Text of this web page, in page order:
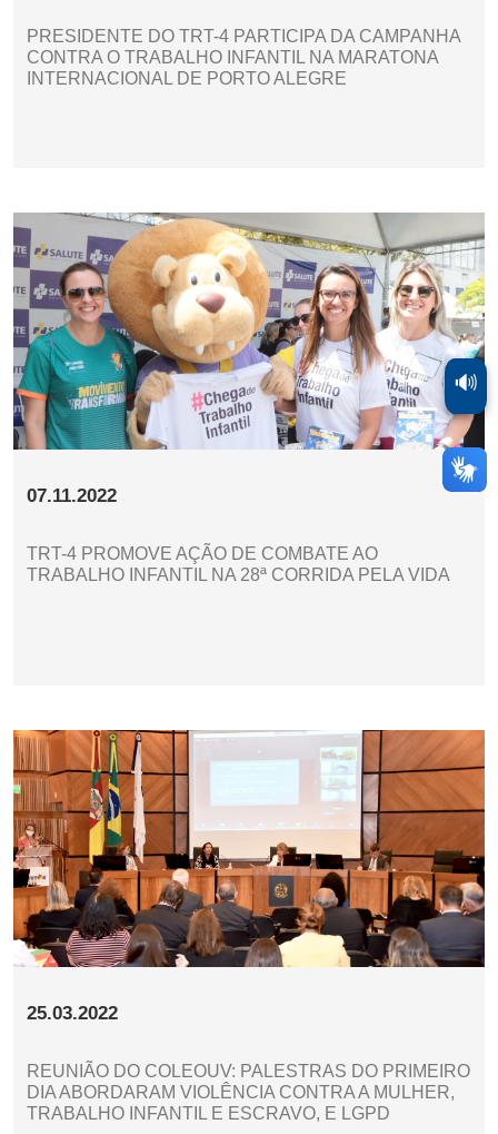
PRESIDENTE DO TRT-4 PARTICIPA DA CAMPANHA
CONTRA O TRABALHO INFANTIL NA MARATONA
INTERNACIONAL DE PORTO ALEGRE
07.11.2022
TRT-4 PROMOVE AÇÃO DE COMBATE AO
TRABALHO INFANTIL NA 28ª CORRIDA PELA VIDA
25.03.2022
REUNIÃO DO COLEOUV: PALESTRAS DO PRIMEIRO
DIA ABORDARAM VIOLÊNCIA CONTRA A MULHER,
TRABALHO INFANTIL E ESCRAVO, E LGPD
🔊